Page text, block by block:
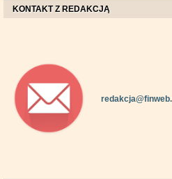
KONTAKT Z REDAKCJĄ